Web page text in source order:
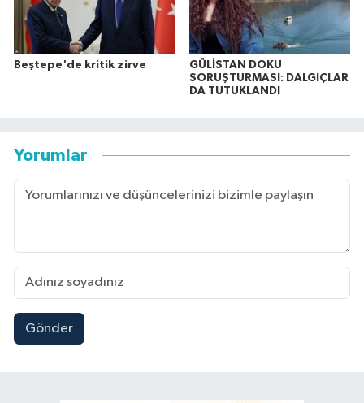
Beştepe'de kritik zirve
GÜLİSTAN DOKU
SORUŞTURMASI: DALGIÇLAR
DA TUTUKLANDI
Yorumlar
Gönder